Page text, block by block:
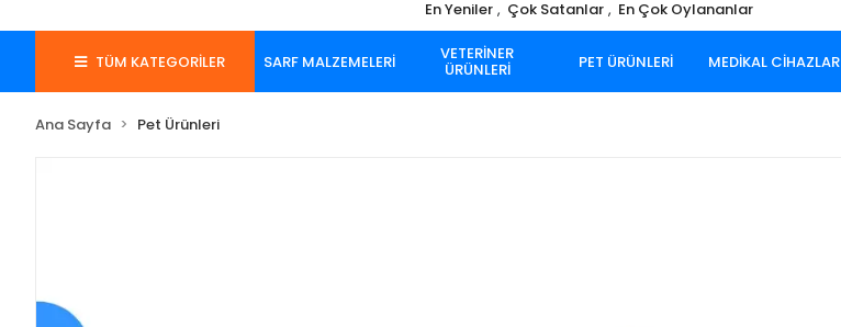
En Yeniler , Çok Satanlar , En Çok Oylananlar
TÜM KATEGORİLER SARF MALZEMELERİ VETERİNER
ÜRÜNLERİ PET ÜRÜNLERİ MEDİKAL CİHAZLAR
Ana Sayfa Pet Ürünleri